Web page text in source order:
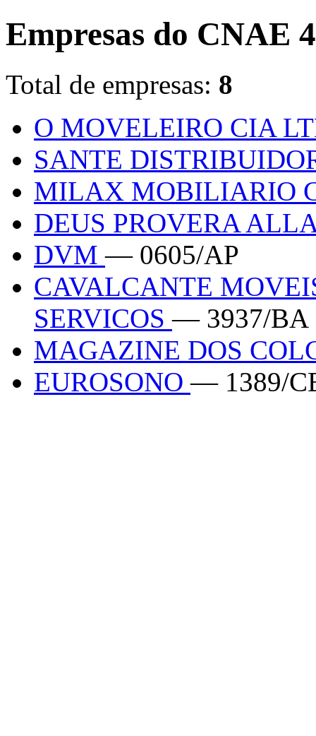
Empresas do CNAE
Total de empresas: 8
O MOVELEIRO CIA
SANTE
MILAX MOBILIARIO
DEUS PROVERA
DVM— 0605/AP
CAVALCANTE
SERVICOS— 3937/BA
MAGAZINE DOS
EUROSONO— 1389/